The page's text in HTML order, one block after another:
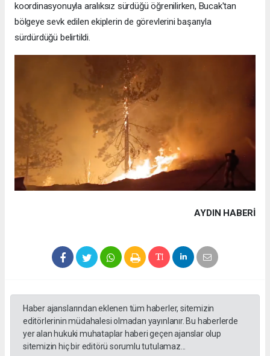
koordinasyonuyla aralıksız sürdüğü öğrenilirken, Bucak'tan
bölgeye sevk edilen ekiplerin de görevlerini başarıyla
sürdürdüğü belirtildi.
AYDIN HABERİ
Haber ajanslarından eklenen tüm haberler, sitemizin
editörlerinin müdahalesi olmadan yayınlanır. Bu haberlerde
yer alan hukuki muhataplar haberi geçen ajanslar olup
sitemizin hiç bir editörü sorumlu tutulamaz...